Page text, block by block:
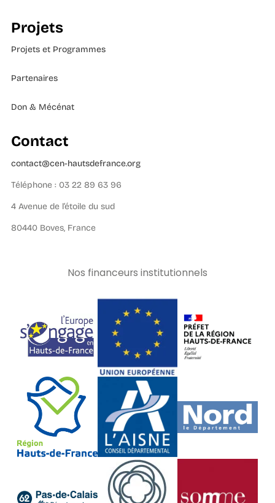
Projets
Projets et Programmes
Partenaires
Don & Mécénat
Contact
contact@cen-hautsdefrance.org
Téléphone : 03 22 89 63 96
4 Avenue de l’étoile du sud
80440 Boves, France
Nos financeurs institutionnels